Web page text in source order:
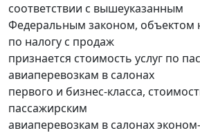
соответствии с вышеуказанным
Федеральным законом, объектом
по налогу с продаж
признается стоимость услуг по
авиаперевозкам в салонах
первого и бизнес-класса,
пассажирским
авиаперевозкам в салонах